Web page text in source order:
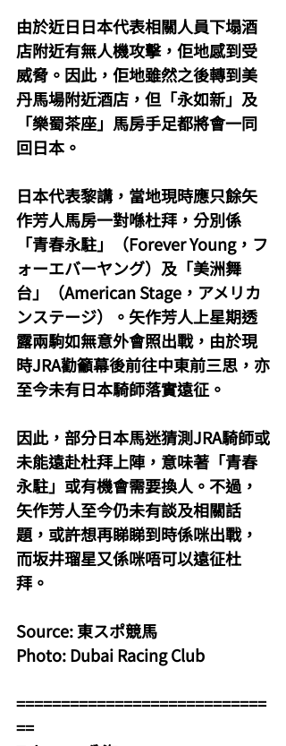
由於近日日本代表相關人員下塌酒
店附近有無人機攻擊，佢地感到受
威脅。因此，佢地雖然之後轉到美
丹馬場附近酒店，但「永如新」及
「樂蜀茶座」馬房手足都將會一同
回日本。
日本代表黎講，當地現時應只餘矢
作芳人馬房一對喺杜拜，分別係
「青春永駐」（Forever Young，フ
ォーエバーヤング）及「美洲舞
台」（American Stage，アメリカ
ンステージ）。矢作芳人上星期透
露兩駒如無意外會照出戰，由於現
時JRA勸籲幕後前往中東前三思，亦
至今未有日本騎師落實遠征。
因此，部分日本馬迷猜測JRA騎師或
未能遠赴杜拜上陣，意味著「青春
永駐」或有機會需要換人。不過，
矢作芳人至今仍未有談及相關話
題，或許想再睇睇到時係咪出戰，
而坂井瑠星又係咪唔可以遠征杜
拜。
Source: 東スポ競馬
Photo: Dubai Racing Club
============================
==